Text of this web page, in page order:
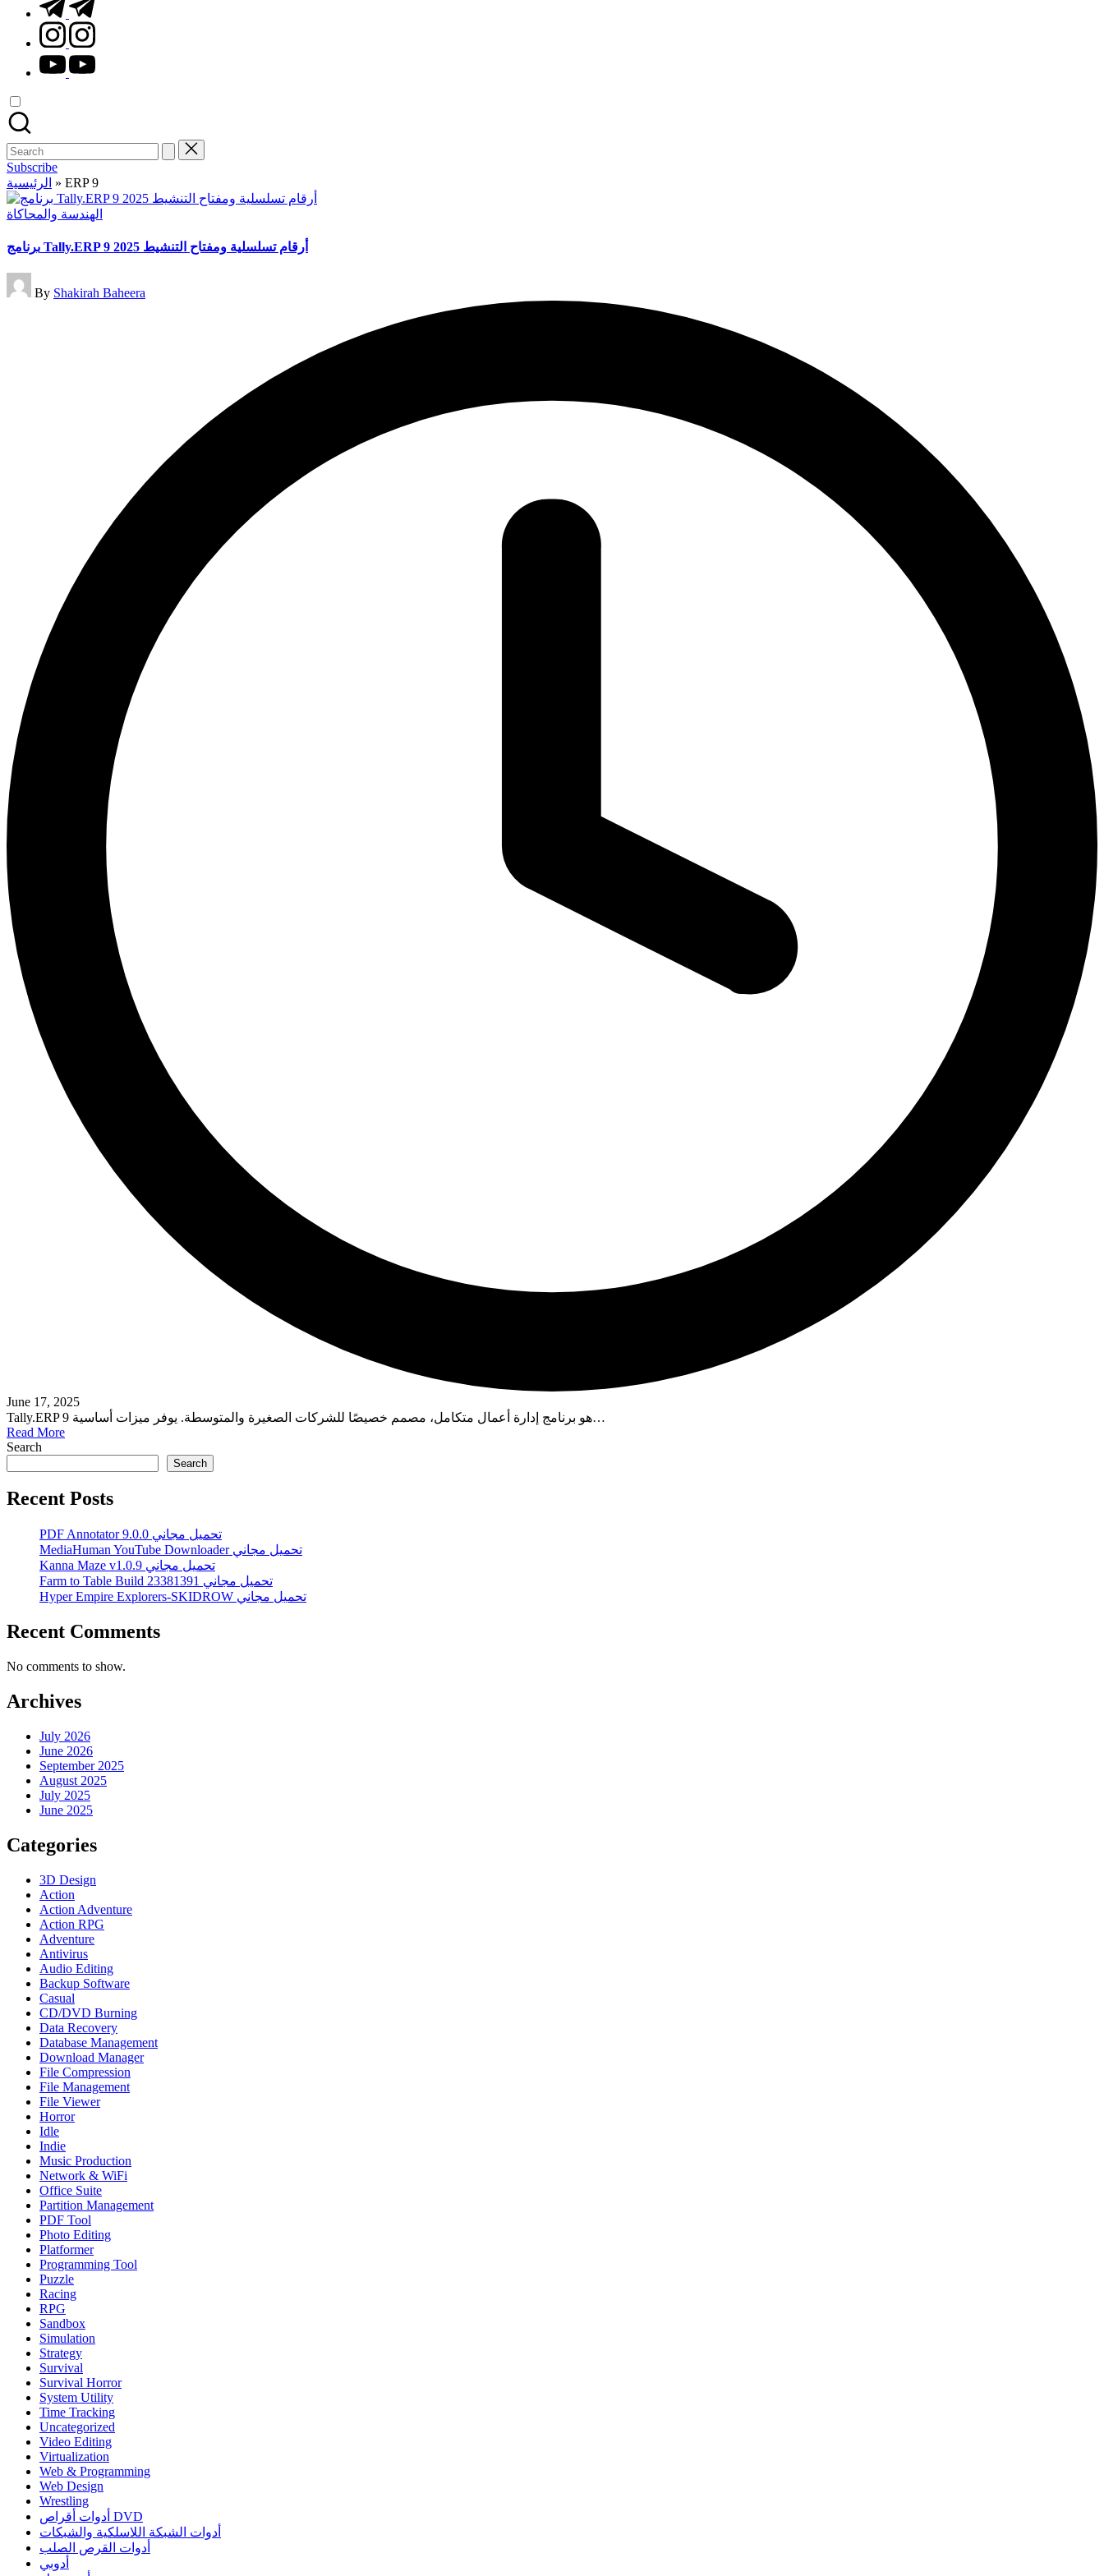
instagram.com
youtube.com
Search
for:
Subscribe
الرئيسية » ERP 9
Posted
الهندسة والمحاكاة
برنامج Tally.ERP 9 أرقام تسلسلية ومفتاح التنشيط 2025
Posted
by
By Shakirah Baheera
June 17, 2025
Tally.ERP 9 هو برنامج إدارة أعمال متكامل، مصمم خصيصًا للشركات الصغيرة والمتوسطة. يوفر ميزات أساسية…
Read More
Search
Search
Recent Posts
PDF Annotator 9.0.0 تحميل مجاني
MediaHuman YouTube Downloader تحميل مجاني
Kanna Maze v1.0.9 تحميل مجاني
Farm to Table Build 23381391 تحميل مجاني
Hyper Empire Explorers-SKIDROW تحميل مجاني
Recent Comments
No comments to show.
Archives
July 2026
June 2026
September 2025
August 2025
July 2025
June 2025
Categories
3D Design
Action
Action Adventure
Action RPG
Adventure
Antivirus
Audio Editing
Backup Software
Casual
CD/DVD Burning
Data Recovery
Database Management
Download Manager
File Compression
File Management
File Viewer
Horror
Idle
Indie
Music Production
Network & WiFi
Office Suite
Partition Management
PDF Tool
Photo Editing
Platformer
Programming Tool
Puzzle
Racing
RPG
Sandbox
Simulation
Strategy
Survival
Survival Horror
System Utility
Time Tracking
Uncategorized
Video Editing
Virtualization
Web & Programming
Web Design
Wrestling
أدوات أقراص DVD
أدوات الشبكة اللاسلكية والشبكات
أدوات القرص الصلب
أدوبي